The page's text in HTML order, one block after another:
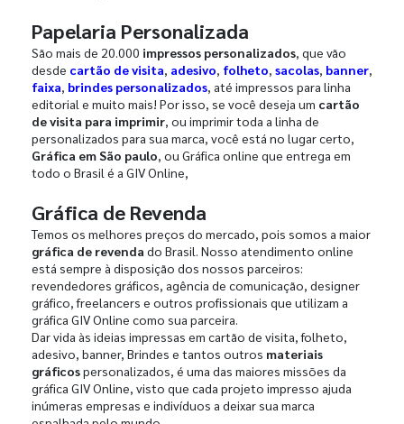
Papelaria Personalizada
São mais de 20.000 impressos personalizados, que vão
desde cartão de visita, adesivo, folheto, sacolas, banner,
faixa, brindes personalizados, até impressos para linha
editorial e muito mais! Por isso, se você deseja um cartão
de visita para imprimir, ou imprimir toda a linha de
personalizados para sua marca, você está no lugar certo,
Gráfica em São paulo, ou Gráfica online que entrega em
todo o Brasil é a GIV Online,
Gráfica de Revenda
Temos os melhores preços do mercado, pois somos a maior
gráfica de revenda do Brasil. Nosso atendimento online
está sempre à disposição dos nossos parceiros:
revendedores gráficos, agência de comunicação, designer
gráfico, freelancers e outros profissionais que utilizam a
gráfica GIV Online como sua parceira.
Dar vida às ideias impressas em cartão de visita, folheto,
adesivo, banner, Brindes e tantos outros materiais
gráficospersonalizados, é uma das maiores missões da
gráfica GIV Online, visto que cada projeto impresso ajuda
inúmeras empresas e indivíduos a deixar sua marca